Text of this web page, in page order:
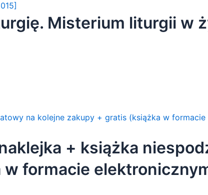
Misterium liturgii w
+ książka
formacie